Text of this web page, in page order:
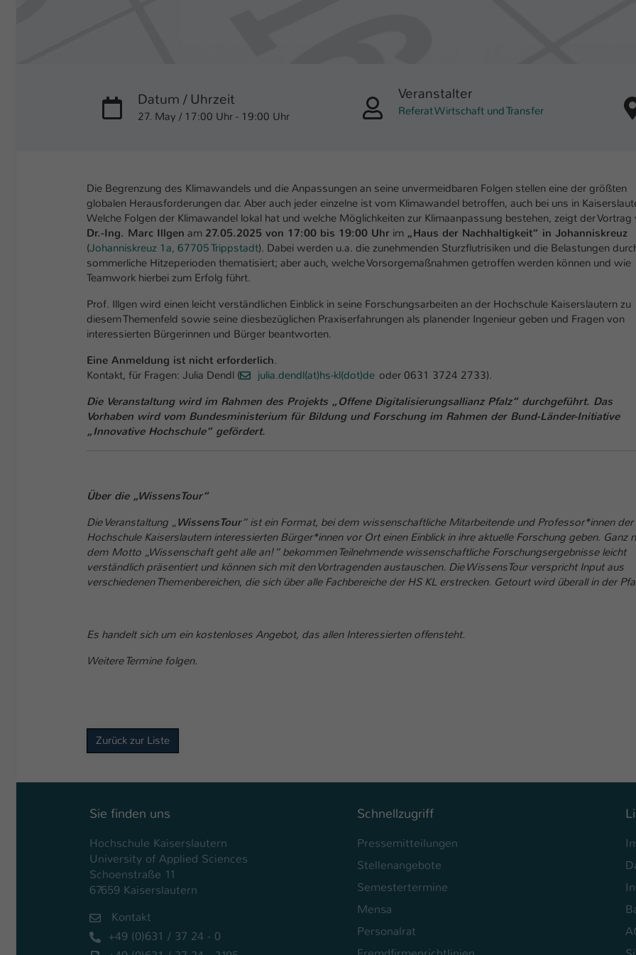
Datum / Uhrzeit
27. May / 17:00 Uhr - 19:00 Uhr
Veranstalter
Referat Wirtschaft und Transfer
Die Begrenzung des Klimawandels und die Anpassungen an seine unvermeidbaren Folgen stellen eine der größten
globalen Herausforderungen dar. Aber auch jeder einzelne ist vom Klimawandel betroffen, auch bei uns in
Welche Folgen der Klimawandel lokal hat und welche Möglichkeiten zur Klimaanpassung bestehen, zeigt der Vortrag
Dr.-Ing. Marc Illgen am 27.05.2025 von 17:00 bis 19:00 Uhr im „Haus der Nachhaltigkeit“ in Johanniskreuz
(Johanniskreuz 1a, 67705 Trippstadt). Dabei werden u.a. die zunehmenden Sturzflutrisiken und die Belastungen
sommerliche Hitzeperioden thematisiert; aber auch, welche Vorsorgemaßnahmen getroffen werden können und wie
Teamwork hierbei zum Erfolg führt.
Prof. Illgen wird einen leicht verständlichen Einblick in seine Forschungsarbeiten an der Hochschule Kaiserslautern zu
diesem Themenfeld sowie seine diesbezüglichen Praxiserfahrungen als planender Ingenieur geben und Fragen von
interessierten Bürgerinnen und Bürger beantworten.
Eine Anmeldung ist nicht erforderlich.
Kontakt, für Fragen: Julia Dendl (
julia.dendl(at)hs-kl(dot)de oder 0631 3724 2733).
Die Veranstaltung wird im Rahmen des Projekts „Offene Digitalisierungsallianz Pfalz“ durchgeführt. Das
Vorhaben wird vom Bundesministerium für Bildung und Forschung im Rahmen der Bund-Länder-Initiative
„Innovative Hochschule“ gefördert.
Über die „WissensTour“
Die Veranstaltung „WissensTour“ ist ein Format, bei dem wissenschaftliche Mitarbeitende und Professor*innen der
Hochschule Kaiserslautern interessierten Bürger*innen vor Ort einen Einblick in ihre aktuelle Forschung geben. Ganz
dem Motto „Wissenschaft geht alle an!“ bekommen Teilnehmende wissenschaftliche Forschungsergebnisse leicht
verständlich präsentiert und können sich mit den Vortragenden austauschen. Die WissensTour verspricht Input aus
verschiedenen Themenbereichen, die sich über alle Fachbereiche der HS KL erstrecken. Getourt wird überall in der
Es handelt sich um ein kostenloses Angebot, das allen Interessierten offensteht.
Weitere Termine folgen.
Zurück zur Liste
Sie finden uns
Hochschule Kaiserslautern
University of Applied Sciences
Schoenstraße 11
67659 Kaiserslautern
Kontakt
+49 (0)631 / 37 24 - 0
Schnellzugriff
Pressemitteilungen
Stellenangebote
Semestertermine
Mensa
Personalrat
1 Jahr
Name SgCookieOptin.lastPreferences
Anbieter TYPO3
Laufzeit 1 Jahr
Zweck
generierte ID, für die historische Speicherung
Ihrer vorgenommen Einstellungen, falls der
Name fe_typo_user / PHPSESSID
Anbieter TYPO3
Benutzer wiedererkannt werden und es wird
ihm Zugang zu geschützten Bereichen gewährt.
Name be_typo_user
Diese Cookies werden verwendet um das Nutzungsverhalten der
Besucher auf der Website nachzuverfolgen. Die erhobenen Daten
werden anonymisiert und ausschließlich für interne Zwecke
Anbieter Hochschule Kaiserslautern
Laufzeit 7 Tage
Zweck
Cookie von Matomo für Website-Analysen.
Erzeugt statistische Daten darüber, wie der
Externe Inhalte
Wir verwenden auf unserer Website externe Inhalte (Youtube,
Vimeo, Issuu), um Ihnen zusätzliche Informationen anzubieten.